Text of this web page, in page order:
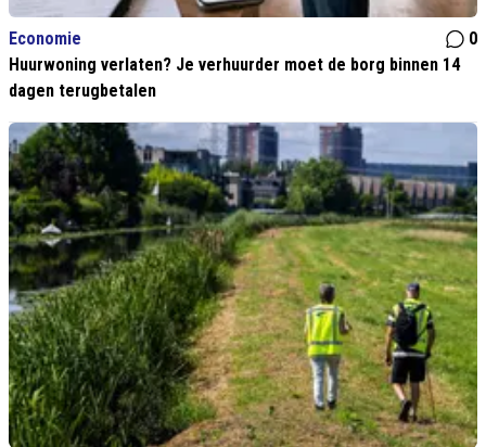
Economie
0
Huurwoning verlaten? Je verhuurder moet de borg binnen 14
dagen terugbetalen